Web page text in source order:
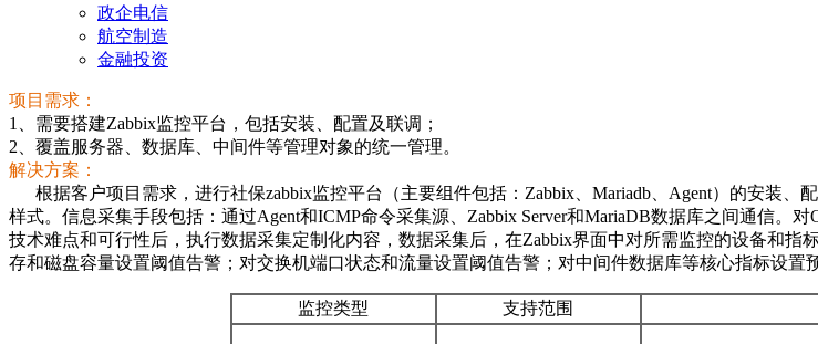
政企电信
航空制造
金融投资
项目需求：
1、 需要搭建Zabbix监控平台，包括安装、配置及联调；
2、覆盖服务器、数据库、中间件等管理对象的统一管理。
解决方案：
根据客户项目需求，进行社保zabbix监控平台（主要组件包括：Zabbix、Mariadb、Agent）的安装
样式。信息采集手段包括：通过Agent和ICMP命令采集源、Zabbix Server和MariaDB数据库之间通信。
技术难点和可行性后，执行数据采集定制化内容，数据采集后，在Zabbix界面中对所需监控的设备和
存和磁盘容量设置阈值告警；对交换机端口状态和流量设置阈值告警；对中间件数据库等核心指标设置
监控类型 支持范围